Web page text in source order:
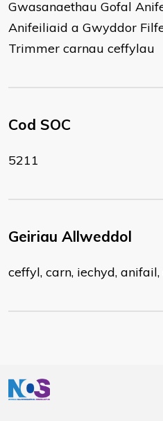
Gwasanaethau Gofal
Anifeiliaid a Gwyddor
Trimmer carnau ceffylau
Cod SOC
5211
Geiriau Allweddol
ceffyl, carn, iechyd,